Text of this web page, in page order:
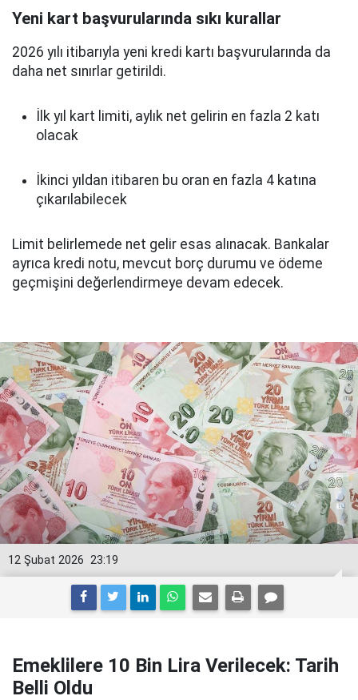
Yeni kart başvurularında sıkı kurallar
2026 yılı itibarıyla yeni kredi kartı başvurularında da
daha net sınırlar getirildi.
İlk yıl kart limiti, aylık net gelirin en fazla 2 katı
olacak
İkinci yıldan itibaren bu oran en fazla 4 katına
çıkarılabilecek
Limit belirlemede net gelir esas alınacak. Bankalar
ayrıca kredi notu, mevcut borç durumu ve ödeme
geçmişini değerlendirmeye devam edecek.
23:19
12 Şubat 2026
Emeklilere 10 Bin Lira Verilecek: Tarih
Belli Oldu